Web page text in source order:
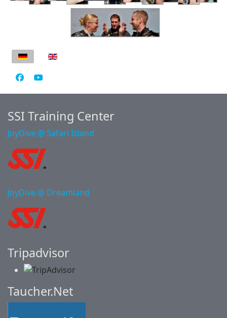
Sprache auswählen
SSI Training Center
JoyDive @ Safari Island
JoyDive @ Dreamland
Tripadvisor
Taucher.Net